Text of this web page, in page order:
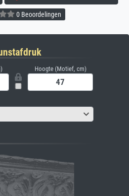
0 Beoordelingen
Hoogte (Motief, cm)